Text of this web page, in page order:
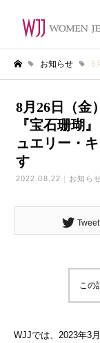
お知らせ 8月
8月26日（金
『宝石珊瑚
ュエリー・
す
2022.08.22 お知ら
Tweet
この
WJJでは、2023年3